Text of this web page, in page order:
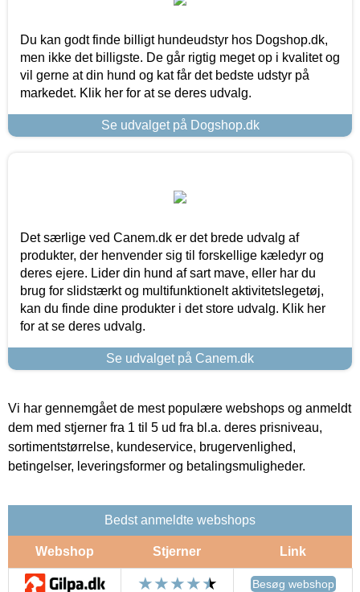
Du kan godt finde billigt hundeudstyr hos Dogshop.dk,
men ikke det billigste. De går rigtig meget op i kvalitet og
vil gerne at din hund og kat får det bedste udstyr på
markedet. Klik her for at se deres udvalg.
Se udvalget på Dogshop.dk
Det særlige ved Canem.dk er det brede udvalg af
produkter, der henvender sig til forskellige kæledyr og
deres ejere. Lider din hund af sart mave, eller har du
brug for slidstærkt og multifunktionelt aktivitetslegetøj,
kan du finde dine produkter i det store udvalg. Klik her
for at se deres udvalg.
Se udvalget på Canem.dk
Vi har gennemgået de mest populære webshops og anmeldt
dem med stjerner fra 1 til 5 ud fra bl.a. deres prisniveau,
sortimentstørrelse, kundeservice, brugervenlighed,
betingelser, leveringsformer og betalingsmuligheder.
Bedst anmeldte webshops
Webshop Stjerner Link
Besøg webshop